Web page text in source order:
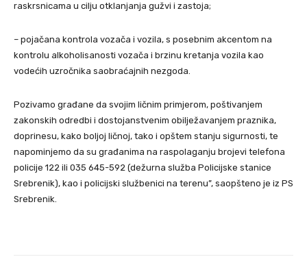
raskrsnicama u cilju otklanjanja gužvi i zastoja;
– pojačana kontrola vozača i vozila, s posebnim akcentom na
kontrolu alkoholisanosti vozača i brzinu kretanja vozila kao
vodećih uzročnika saobraćajnih nezgoda.
Pozivamo građane da svojim ličnim primjerom, poštivanjem
zakonskih odredbi i dostojanstvenim obilježavanjem praznika,
doprinesu, kako boljoj ličnoj, tako i opštem stanju sigurnosti, te
napominjemo da su građanima na raspolaganju brojevi telefona
policije 122 ili 035 645-592 (dežurna služba Policijske stanice
Srebrenik), kao i policijski službenici na terenu”, saopšteno je iz PS
Srebrenik.